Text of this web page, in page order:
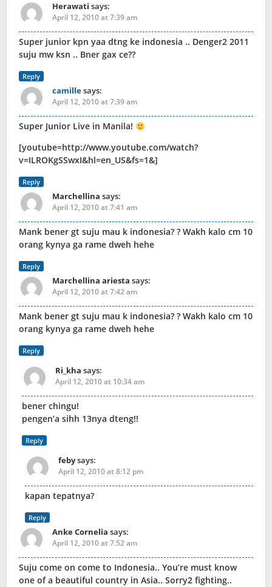
Herawati says:
April 12, 2010 at 7:39 am
Super junior kpn yaa dtng ke indonesia .. Denger2 2011
suju mw ksn .. Bner gax ce??
Reply
camillesays:
April 12, 2010 at 7:39 am
Super Junior Live in Manila!
[youtube=http://www.youtube.com/watch?
v=ILROKgSSwxI&hl=en_US&fs=1&]
Reply
Marchellina says:
April 12, 2010 at 7:41 am
Mank bener gt suju mau k indonesia? ? Wakh kalo cm 10
orang kynya ga rame dweh hehe
Reply
Marchellina ariesta says:
April 12, 2010 at 7:42 am
Mank bener gt suju mau k indonesia? ? Wakh kalo cm 10
orang kynya ga rame dweh hehe
Reply
Ri_kha says:
April 12, 2010 at 10:34 am
bener chingu!
pengen’a sihh 13nya dteng!!
Reply
febysays:
April 12, 2010 at 8:12 pm
kapan tepatnya?
Reply
Anke Cornelia says:
April 12, 2010 at 7:52 am
Suju come on come to Indonesia.. You’re must know
one of a beautiful country in Asia.. Sorry2 fighting..